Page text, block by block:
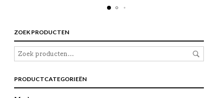
ZOEK PRODUCTEN
PRODUCTCATEGORIEËN